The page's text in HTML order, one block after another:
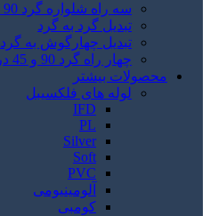
سه راه شلواره گرد 90 درجه و 45 درجه
تبدیل گرد به گرد
تبدیل چهارگوش به گرد
چهار راه گرد 90 و 45 درجه
محصولات بیشتر
لوله های فلکسیبل
IFD
PL
Silver
Soft
PVC
آلومینیومی
کومبی